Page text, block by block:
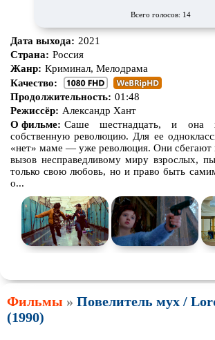
Всего голосов: 14
Дата выхода: 2021
Страна: Россия
Жанр: Криминал, Мелодрама
Качество:
Продолжительность: 01:48
Режиссёр: Александр Хант
О фильме: Саше шестнадцать, и она
собственную революцию. Для ее
«нет» маме — уже революция. Они сбегают
вызов несправедливому миру взрослых,
только свою любовь, но и право быть
о...
Фильмы » Повелитель мух /
(1990)